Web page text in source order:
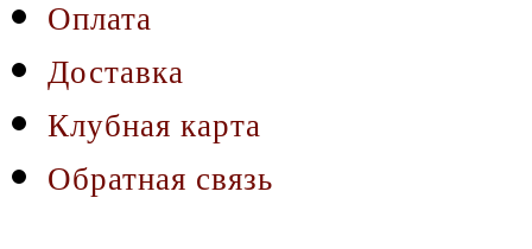
Оплата
Доставка
Клубная карта
Обратная связь